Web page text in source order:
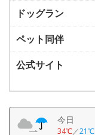
ドッグラン
ペット同伴
公式サイト
今日
34℃／21℃